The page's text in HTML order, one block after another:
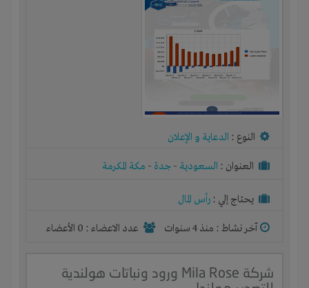
النوع : الدعاية و الإعلان
العنوان : السعودية - جدة - مكة المكرمة
يحتاج إلي : رأس المال
آخر نشاط : منذ 4 سنوات عدد الاعضاء : 0 الأعضاء
شركة Mila Rose ورود ونباتات هولندية